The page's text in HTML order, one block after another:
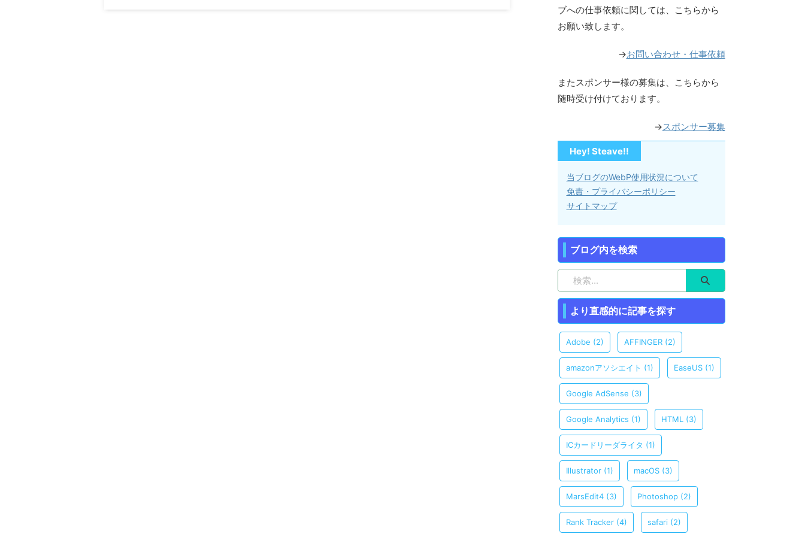
ブへの仕事依頼に関しては、こちらから
お願い致します。
→お問い合わせ・仕事依頼
またスポンサー様の募集は、こちらから
随時受け付けております。
→スポンサー募集
Hey! Steave!!
当ブログのWebP使用状況について
免責・プライバシーポリシー
サイトマップ
ブログ内を検索
より直感的に記事を探す
Adobe (2) AFFINGER(2)
amazonアソシエイト (1) EaseUS(1)
Google AdSense (3)
Google Analytics (1) HTML (3)
ICカードリーダライタ (1)
Illustrator(1) macOS(3)
MarsEdit4(3) Photoshop(2)
Rank Tracker(4) safari(2)